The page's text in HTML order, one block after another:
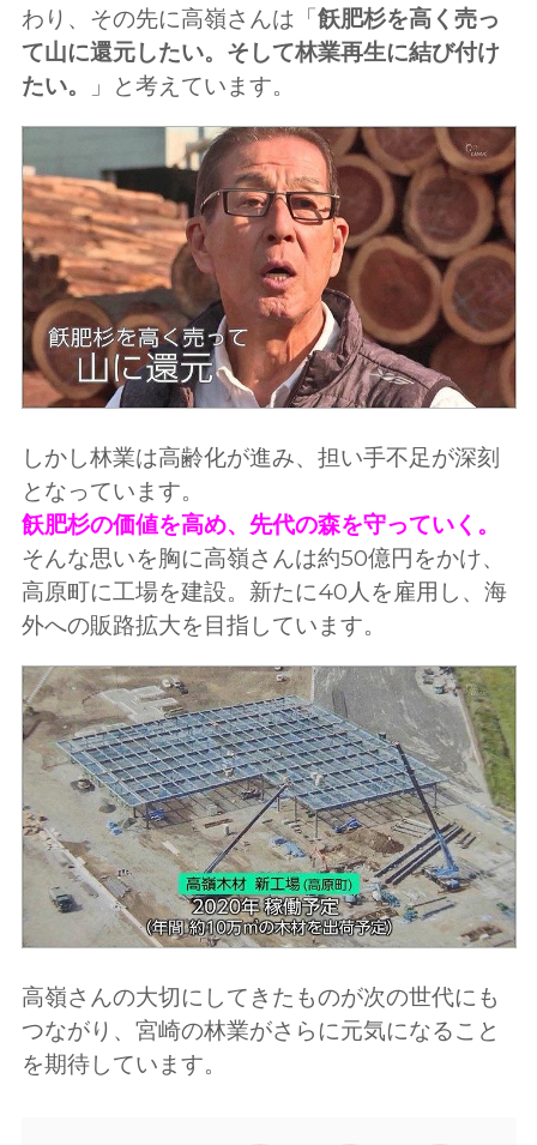
わり、その先に高嶺さんは「飫肥杉を高く売っ
て山に還元したい。そして林業再生に結び付け
たい。
」と考えています。
しかし林業は高齢化が進み、担い手不足が深刻
となっています。
飫肥杉の価値を高め、先代の森を守っていく。
そんな思いを胸に高嶺さんは約50億円をかけ、
高原町に工場を建設。新たに40人を雇用し、海
外への販路拡大を目指しています。
高嶺さんの大切にしてきたものが次の世代にも
つながり、宮崎の林業がさらに元気になること
を期待しています。